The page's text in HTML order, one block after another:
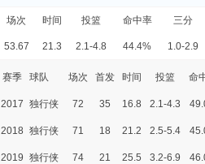
场次 时间 投篮 命中率 三分
53.67 21.3 2.1-4.8 44.4% 1.0-2.9
赛季 球队 场次 首发 时间 投篮 命
2017 独行侠 72 35 16.8 2.1-4.3
2018 独行侠 71 18 21.2 2.5-5.4
2019 独行侠 74 21 25.5 3.2-6.9